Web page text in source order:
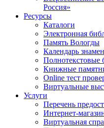
Россия»
Ресурсы
Каталоги
Электронная
Память Вологды
Календарь
Полнотекстовые
Книжные
Online тест
Виртуальные
Услуги
Перечень
Интернет-
Виртуальная